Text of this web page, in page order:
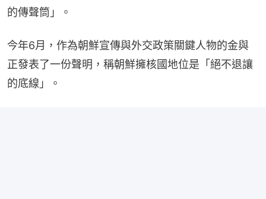
的傳聲筒」。
今年6月，作為朝鮮宣傳與外交政策關鍵人物的金與
正發表了一份聲明，稱朝鮮擁核國地位是「絕不退讓
的底線」。